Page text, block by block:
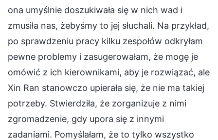
ona umyślnie doszukiwała się w nich wad i
zmusiła nas, żebyśmy to jej słuchali. Na przykład,
po sprawdzeniu pracy kilku zespołów odkryłam
pewne problemy i zasugerowałam, że mogę je
omówić z ich kierownikami, aby je rozwiązać, ale
Xin Ran stanowczo upierała się, że nie ma takiej
potrzeby. Stwierdziła, że zorganizuje z nimi
zgromadzenie, gdy upora się z innymi
zadaniami. Pomyślałam, że to tylko wszystko